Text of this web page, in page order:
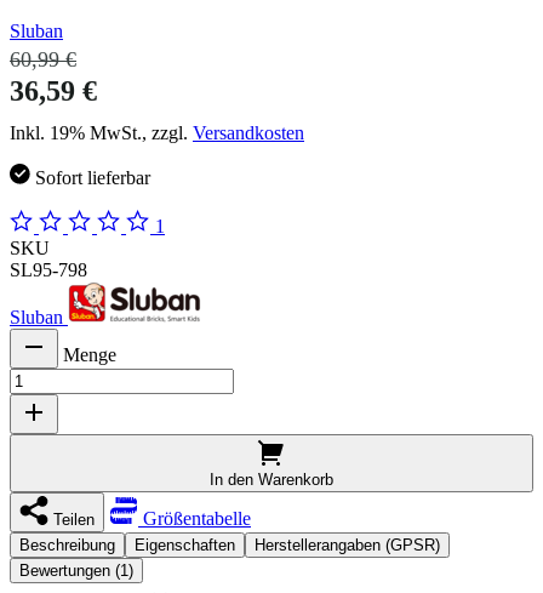
Sluban
60,99 €
36,59 €
Inkl. 19% MwSt., zzgl. Versandkosten
Sofort lieferbar
1
SKU
SL95-798
Sluban
Menge
In den Warenkorb
Teilen Größentabelle
Beschreibung Eigenschaften
Herstellerangaben (GPSR)
Bewertungen (1)